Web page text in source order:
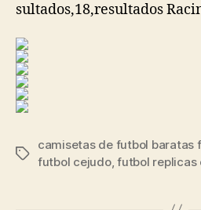
sultados,18,resultados
Etiquetas
camisetas de futbol baratas
futbol cejudo,futbol replicas